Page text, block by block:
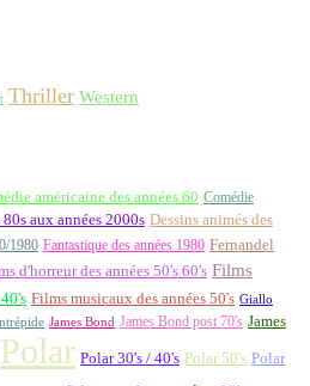
Thriller Western
américaine des années 60 Comédie
aux années 2000s Dessins animés des
1980 Fantastique des années 1980 Fernandel
d'horreur des années 50's 60's Films
Films musicaux des années 50's Giallo
James Bond James Bond post 70's James
Polar Polar 30's / 40's Polar 50's Polar